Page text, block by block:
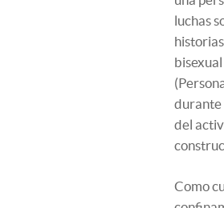
luchas
durante
del
Como